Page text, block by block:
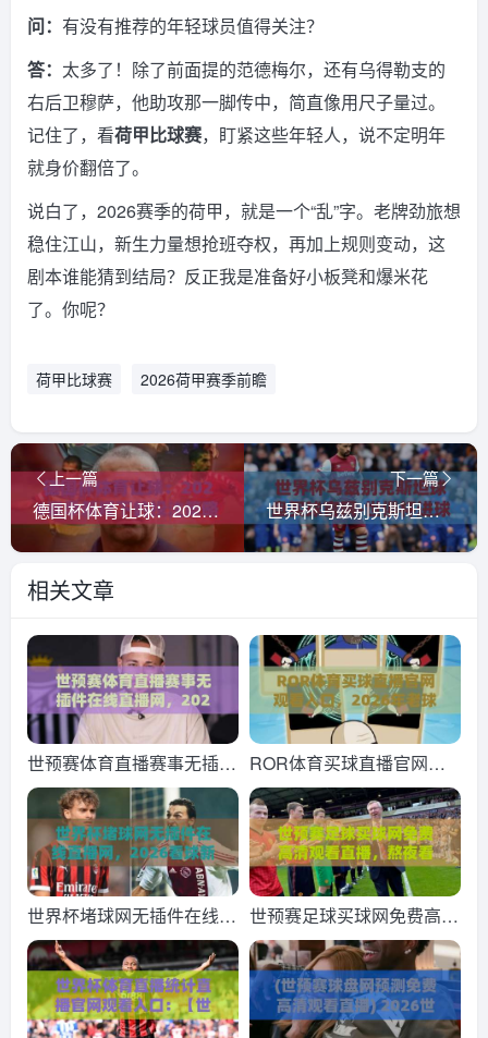
问： 有没有推荐的年轻球员值得关注？
答： 太多了！除了前面提的范德梅尔，还有乌得勒支的
右后卫穆萨，他助攻那一脚传中，简直像用尺子量过。
记住了，看荷甲比球赛，盯紧这些年轻人，说不定明年
就身价翻倍了。
说白了，2026赛季的荷甲，就是一个“乱”字。老牌劲旅想
稳住江山，新生力量想抢班夺权，再加上规则变动，这
剧本谁能猜到结局？反正我是准备好小板凳和爆米花
了。你呢？
荷甲比球赛 2026荷甲赛季前瞻
上一篇
德国杯体育让球：2026赛季新规下的投注策略与冷门解析
下一篇
世界杯乌兹别克斯坦球盘买球官网-世俱杯进球网，2026年球迷必看的深度解析！
相关文章
世预赛体育直播赛事无插件
在线直播网，2026终极看
球指南来了
ROR体育买球直播官网观
看入口，2026年老球迷私
藏的几个实用经验
世界杯堵球网无插件在线直
播网，2026看球新姿势？
世预赛足球买球网免费高清
观看直播，熬夜看球别错过
这5个门道！